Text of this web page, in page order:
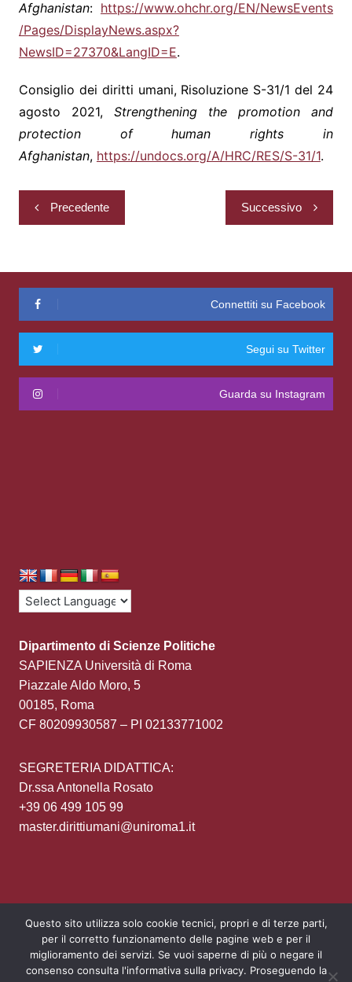
Afghanistan: https://www.ohchr.org/EN/NewsEvents
/Pages/DisplayNews.aspx?
NewsID=27370&LangID=E.
Consiglio dei diritti umani, Risoluzione S-31/1 del 24
agosto 2021, Strengthening the promotion and
protection of human rights in
Afghanistan, https://undocs.org/A/HRC/RES/S-31/1.
Navigazione
articoli
Precedente Successivo
Connettiti su Facebook
Segui su Twitter
Guarda su Instagram
Dipartimento di Scienze Politiche
SAPIENZA Università di Roma
Piazzale Aldo Moro, 5
00185, Roma
CF 80209930587 – PI 02133771002
SEGRETERIA DIDATTICA:
Dr.ssa Antonella Rosato
+39 06 499 105 99
master.dirittiumani@uniroma1.it
Area Riservata Privacy policy Login
Questo sito utilizza solo cookie tecnici, propri e di terze parti,
per il corretto funzionamento delle pagine web e per il
miglioramento dei servizi. Se vuoi saperne di più o negare il
consenso consulta l'informativa sulla privacy. Proseguendo la